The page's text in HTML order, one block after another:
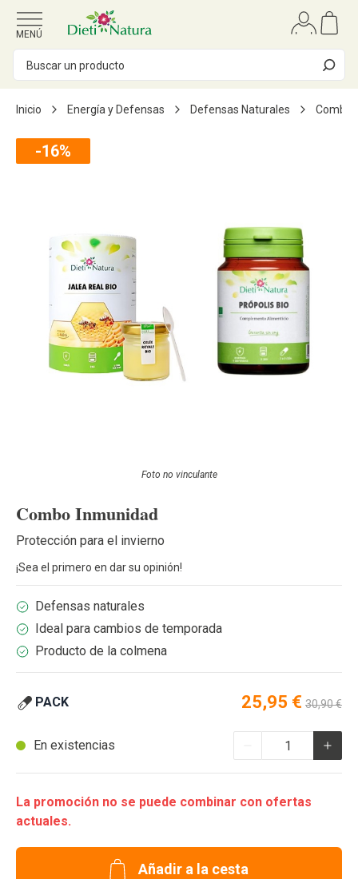
Ir al contenido
MENÚ
Inicio Energía y Defensas Defensas Naturales Combo
-16%
Foto no vinculante
Combo Inmunidad
Protección para el invierno
¡Sea el primero en dar su opinión!
Defensas naturales
Ideal para cambios de temporada
Producto de la colmena
PACK Special Price
25,95 € Regular
30,90 €
En existencias
La promoción no se puede combinar con ofertas
actuales.
Añadir a la cesta